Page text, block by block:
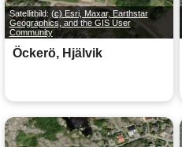
Satellitbild:(c) Esri, Maxar, Earthstar
Geographics, and the GIS User
Community
Öckerö, Hjälvik